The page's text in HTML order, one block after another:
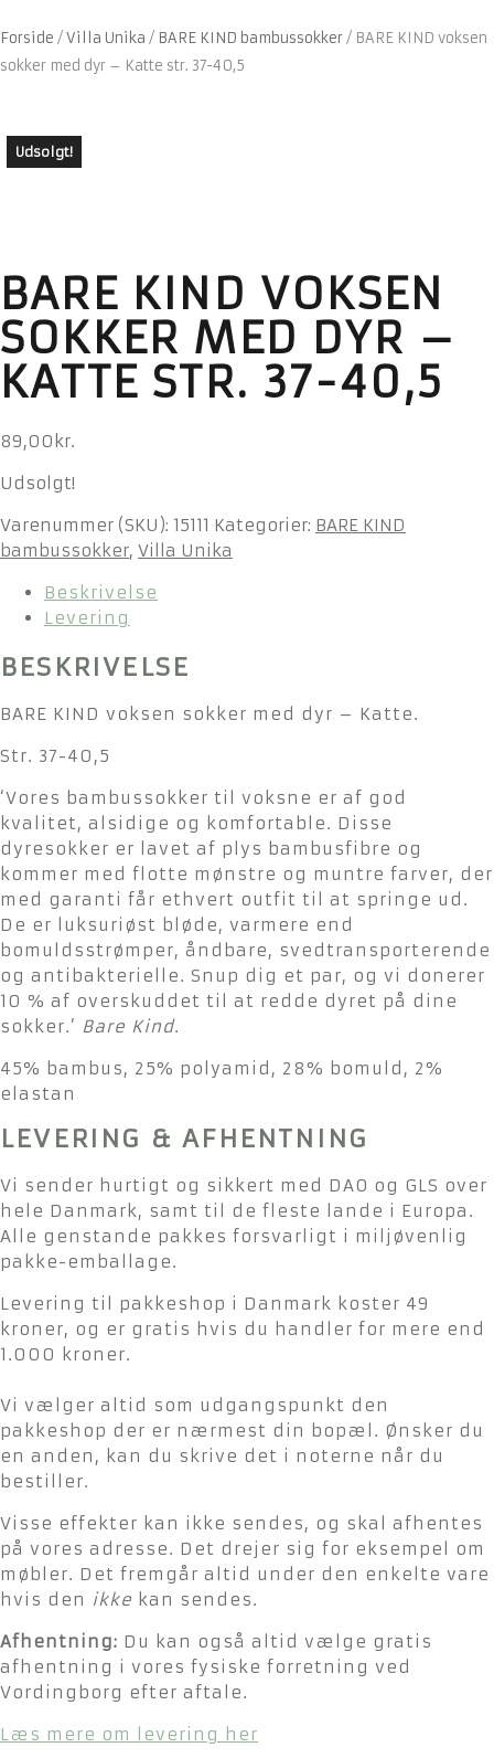
Forside /Villa Unika / BARE KIND bambussokker/ BARE KIND voksen
sokker med dyr – Katte str. 37-40,5
Udsolgt!
BARE KIND VOKSEN
SOKKER MED DYR –
KATTE STR. 37-40,5
89,00 kr.
Udsolgt!
Varenummer (SKU): 15111 Kategorier: BARE KIND
bambussokker, Villa Unika
Beskrivelse
Levering
BESKRIVELSE
BARE KIND voksen sokker med dyr – Katte.
Str. 37-40,5
‘Vores bambussokker til voksne er af god
kvalitet, alsidige og komfortable. Disse
dyresokker er lavet af plys bambusfibre og
kommer med flotte mønstre og muntre farver, der
med garanti får ethvert outfit til at springe ud.
De er luksuriøst bløde, varmere end
bomuldsstrømper, åndbare, svedtransporterende
og antibakterielle. Snup dig et par, og vi donerer
10 % af overskuddet til at redde dyret på dine
sokker.’ Bare Kind.
45% bambus, 25% polyamid, 28% bomuld, 2%
elastan
LEVERING & AFHENTNING
Vi sender hurtigt og sikkert med DAO og GLS over
hele Danmark, samt til de fleste lande i Europa.
Alle genstande pakkes forsvarligt i miljøvenlig
pakke-emballage.
Levering til pakkeshop i Danmark koster 49
kroner, og er gratis hvis du handler for mere end
1.000 kroner.
Vi vælger altid som udgangspunkt den
pakkeshop der er nærmest din bopæl. Ønsker du
en anden, kan du skrive det i noterne når du
bestiller.
Visse effekter kan ikke sendes, og skal afhentes
på vores adresse. Det drejer sig for eksempel om
møbler. Det fremgår altid under den enkelte vare
hvis den ikke kan sendes.
Afhentning: Du kan også altid vælge gratis
afhentning i vores fysiske forretning ved
Vordingborg efter aftale.
Læs mere om levering her